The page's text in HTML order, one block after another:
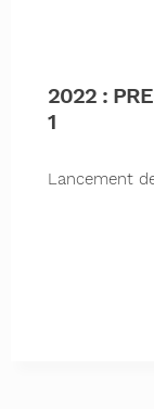
2022 :
1
Lancement